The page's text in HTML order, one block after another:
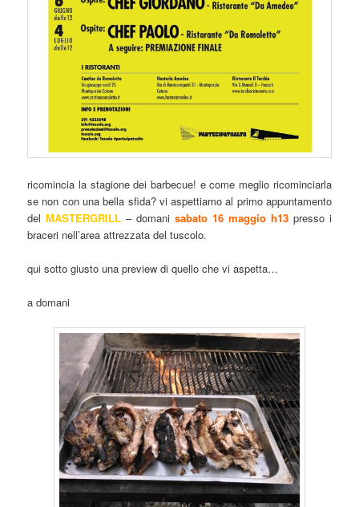
ricomincia la stagione dei barbecue! e come meglio ricominciarla
se non con una bella sfida? vi aspettiamo al primo appuntamento
delMASTERGRILL – domanisabato 16 maggio h13presso i
braceri nell’area attrezzata del tuscolo.
qui sotto giusto una preview di quello che vi aspetta…
a domani